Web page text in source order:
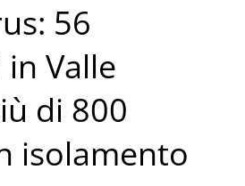
56
Valle
di 800
isolamento